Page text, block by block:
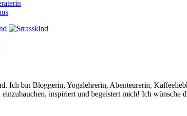
Ich bin Bloggerin, Yogalehrerin, Abenteurerin,
inspiriert und begeistert mich! Ich wünsche